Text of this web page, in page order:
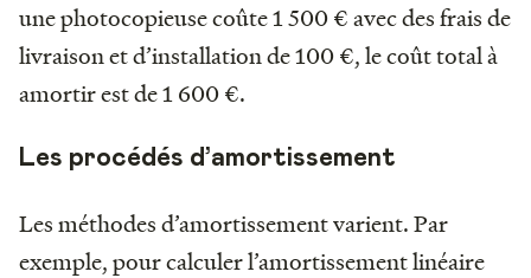
une photocopieuse coûte 1 500 € avec des frais de
livraison et d’installation de 100 €, le coût total à
amortir est de 1 600 €.
Les procédés d’amortissement
Les méthodes d’amortissement varient. Par
exemple, pour calculer l’amortissement linéaire